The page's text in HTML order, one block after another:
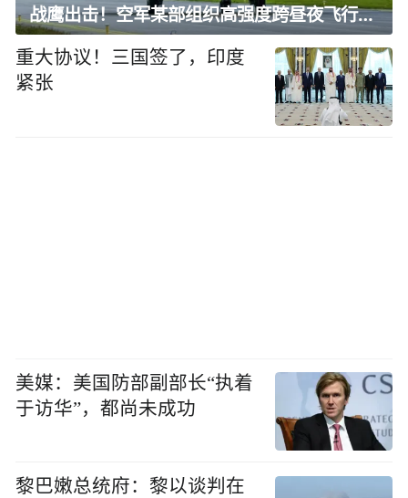
战鹰出击！空军某部组织高强度跨昼夜飞行训练
重大协议！三国签了，印度
紧张
美媒：美国防部副部长“执着
于访华”，都尚未成功
黎巴嫩总统府：黎以谈判在